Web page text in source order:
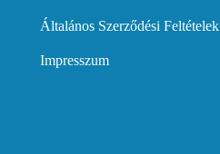
Általános Szerződési Feltételek
Impresszum